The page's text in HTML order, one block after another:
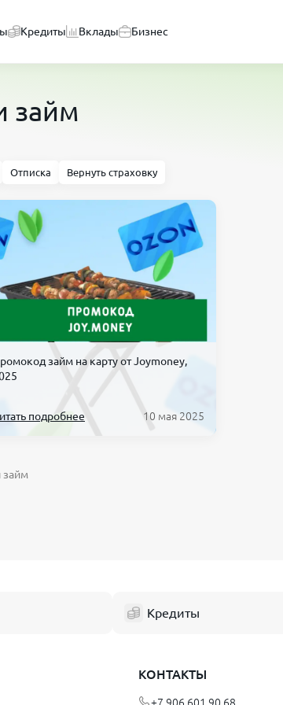
Кредиты Вклады Бизнес
займ
Отписка Вернуть страховку
займ на карту от Joymoney,
подробнее 10 мая 2025
займ
Кредиты
КОНТАКТЫ